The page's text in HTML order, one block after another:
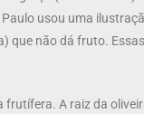
usou uma
que não dá fruto.
A raiz da